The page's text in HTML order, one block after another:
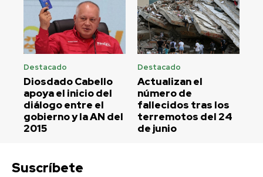
Destacado
Diosdado Cabello
apoya el inicio del
diálogo entre el
gobierno y la AN del
2015
Destacado
Actualizan el
número de
fallecidos tras los
terremotos del 24
de junio
Suscríbete